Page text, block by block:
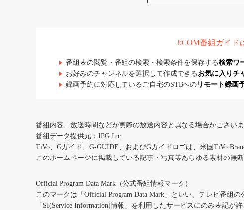
J:COM番組ガイド
番組表の閲覧・番組の検索・検索条件を保存する検索ワ
お好みのチャンネルを選択して作成できる お気に入りチ
録画予約に対応しているご自宅のSTBへの リモート録画
番組内容、放送時間などが実際の放送内容と異なる場合がございま
番組データ提供元：IPG Inc.
TiVo、Gガイド、G-GUIDE、およびGガイドロゴは、米国TiVo
このホームページに掲載している記事・写真等あらゆる素材の無
Official Program Data Mark（公式番組情報マーク）
このマークは「Official Program Data Mark」といい、テレビ番組の
「SI(Service Information)情報」を利用したサービスにのみ表記が